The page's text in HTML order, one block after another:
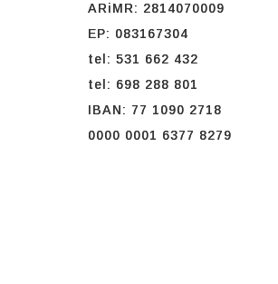
ARiMR: 2814070009
EP: 083167304
tel: 531 662 432
tel: 698 288 801
IBAN: 77 1090 2718
0000 0001 6377 8279